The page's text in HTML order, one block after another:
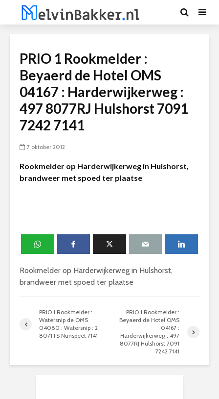
PRIO 1 Rookmelder :
Beyaerd de Hotel OMS
04167 : Harderwijkerweg :
497 8077RJ Hulshorst 7091
7242 7141
7 oktober 2012
Rookmelder op Harderwijkerweg in Hulshorst,
brandweer met spoed ter plaatse
Rookmelder op Harderwijkerweg in Hulshorst,
brandweer met spoed ter plaatse
PRIO 1 Rookmelder :
Watersnip de OMS
04080 : Watersnip : 2
8071TS Nunspeet 7141
PRIO 1 Rookmelder :
Beyaerd de Hotel OMS
04167 :
Harderwijkerweg : 497
8077RJ Hulshorst 7091
7242 7141